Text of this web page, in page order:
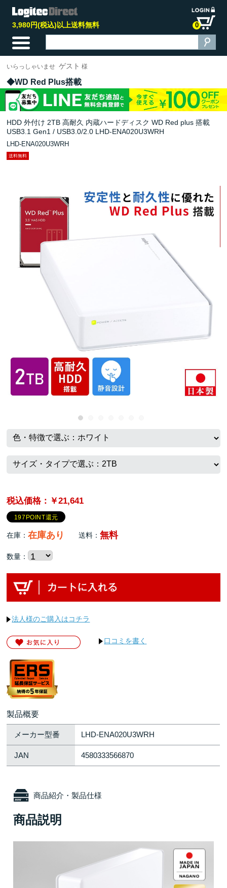
3,980円(税込)以上送料無料 0
いらっしゃいませ ゲスト 様
WD Red Plus搭載
HDD 外付け 2TB 高耐久 内蔵ハードディスク WD Red plus 搭載
USB3.1 Gen1 / USB3.0/2.0 LHD-ENA020U3WRH
LHD-ENA020U3WRH
送料無料
税込価格：￥21,641
197POINT還元
在庫：在庫あり 送料：無料
数量：
法人様のご購入はコチラ
口コミを書く
製品概要
メーカー型番 LHD-ENA020U3WRH
JAN 4580333566870
商品紹介・製品仕様
商品説明